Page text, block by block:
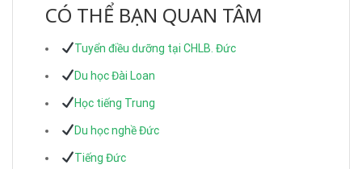
CÓ THỂ BẠN QUAN TÂM
Tuyển điều dưỡng tại CHLB. Đức
Du học Đài Loan
Học tiếng Trung
Du học nghề Đức
Tiếng Đức